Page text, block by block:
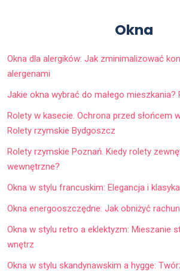
Okna
Okna dla alergików: Jak zminimalizować
alergenami
Jakie okna wybrać do małego mieszkania?
Rolety w kasecie. Ochrona przed słońcem
Rolety rzymskie Bydgoszcz
Rolety rzymskie Poznań. Kiedy rolety
wewnętrzne?
Okna w stylu francuskim: Elegancja i klasyka
Okna energooszczędne: Jak obniżyć
Okna w stylu retro a eklektyzm: Mieszanie
wnętrz
Okna w stylu skandynawskim a hygge: